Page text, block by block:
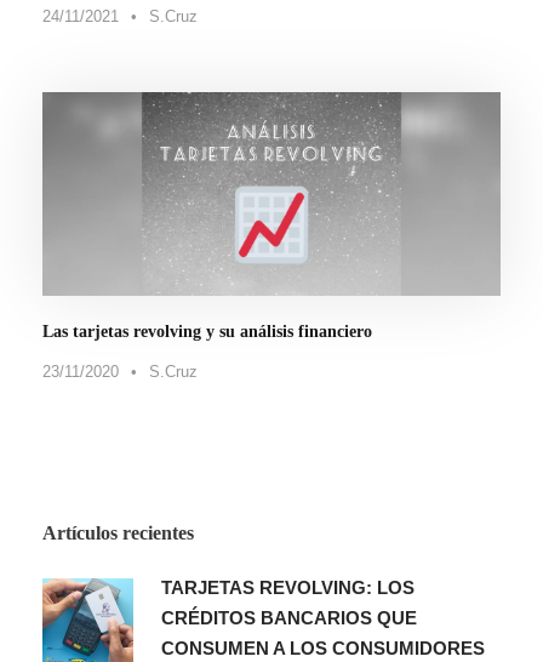
24/11/2021 • S.Cruz
Las tarjetas revolving y su análisis financiero
23/11/2020 • S.Cruz
Artículos recientes
TARJETAS REVOLVING: LOS
CRÉDITOS BANCARIOS QUE
CONSUMEN A LOS CONSUMIDORES